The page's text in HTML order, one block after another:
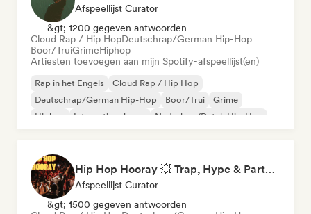
Afspeellijst Curator
&gt; 1200 gegeven antwoorden
Cloud Rap / Hip HopDeutschrap/German Hip-Hop
Boor/TruiGrimeHiphop
Artiesten toevoegen aan mijn Spotify-afspeellijst(en)
Rap in het Engels
Cloud Rap / Hip Hop
Deutschrap/German Hip-Hop
Boor/Trui
Grime
Hiphop
Internationale rap Nederhop/Dutch Hip-Hop
Hip Hop Hooray 💥 Trap, Hype & Party Rap Bangers
Afspeellijst Curator
&gt; 1500 gegeven antwoorden